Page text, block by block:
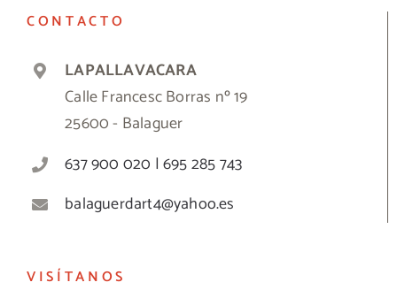
CONTACTO
LAPALLAVACARA
Calle Francesc Borras nº 19
25600 - Balaguer
637 900 020 | 695 285 743
balaguerdart4@yahoo.es
VISÍTANOS